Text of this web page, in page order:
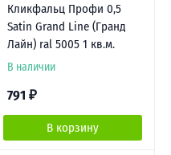
Кликфальц Профи 0,5
Satin Grand Line (Гранд
Лайн) ral 5005 1 кв.м.
В наличии
791 ₽
В корзину